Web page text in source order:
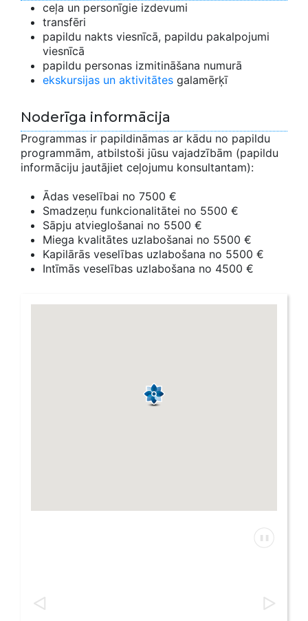
ceļa un personīgie izdevumi
transfēri
papildu nakts viesnīcā, papildu pakalpojumi
viesnīcā
papildu personas izmitināšana numurā
ekskursijas un aktivitātes galamērķī
Noderīga informācija
Programmas ir papildināmas ar kādu no papildu
programmām, atbilstoši jūsu vajadzībām (papildu
informāciju jautājiet ceļojumu konsultantam):
Ādas veselībai no 7500 €
Smadzeņu funkcionalitātei no 5500 €
Sāpju atvieglošanai no 5500 €
Miega kvalitātes uzlabošanai no 5500 €
Kapilārās veselības uzlabošana no 5500 €
Intīmās veselības uzlabošana no 4500 €